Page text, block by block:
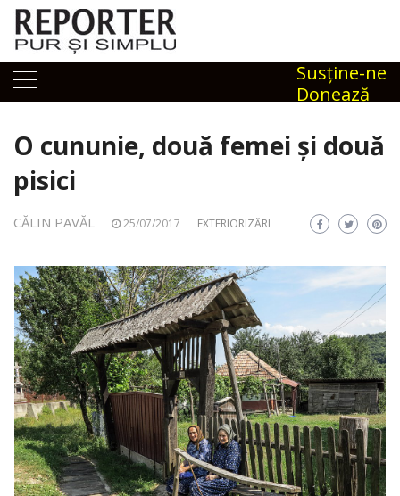
Skip
content
Susţine-ne
Donează
O cununie, două femei și două
pisici
CĂLIN PAVĂL 25/07/2017 EXTERIORIZĂRI